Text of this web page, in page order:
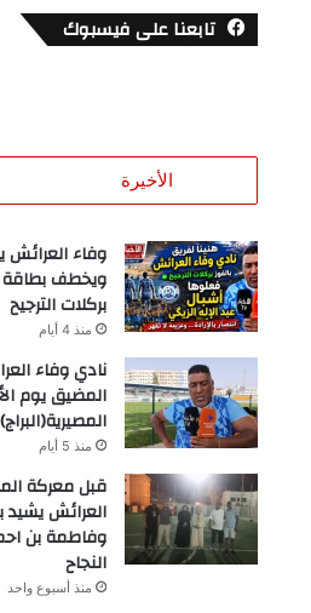
تابعنا على فيسبوك
الأخيرة
وفاء
ويخطف بطاقة
بركلات الترجيح
منذ 4 أيام
نادي وفاء
المضيق يوم
منذ 5 أيام
قبل معركة
العرائش
وفاطمة بن
النجاح
منذ أسبوع واحد